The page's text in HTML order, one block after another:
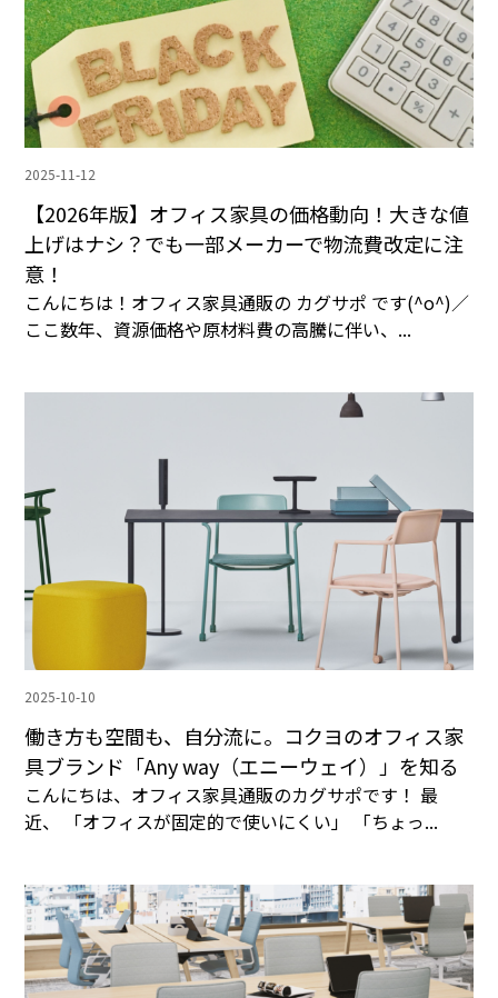
2025-11-12
【2026年版】オフィス家具の価格動向！大きな値
上げはナシ？でも一部メーカーで物流費改定に注
意！
こんにちは！オフィス家具通販の カグサポ です(^o^)／
ここ数年、資源価格や原材料費の高騰に伴い、...
2025-10-10
働き方も空間も、自分流に。コクヨのオフィス家
具ブランド「Any way（エニーウェイ）」を知る
こんにちは、オフィス家具通販のカグサポです！ 最
近、 「オフィスが固定的で使いにくい」 「ちょっ...